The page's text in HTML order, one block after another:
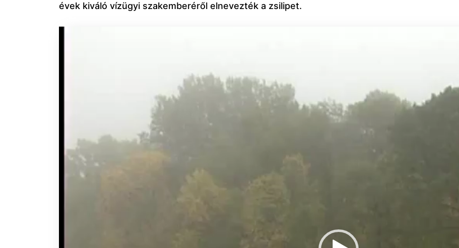
évek kiváló vízügyi szakemberéről elnevezték a zsilipet.